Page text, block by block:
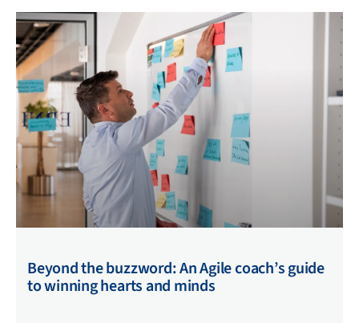
Beyond the buzzword: An Agile coach’s guide
to winning hearts and minds